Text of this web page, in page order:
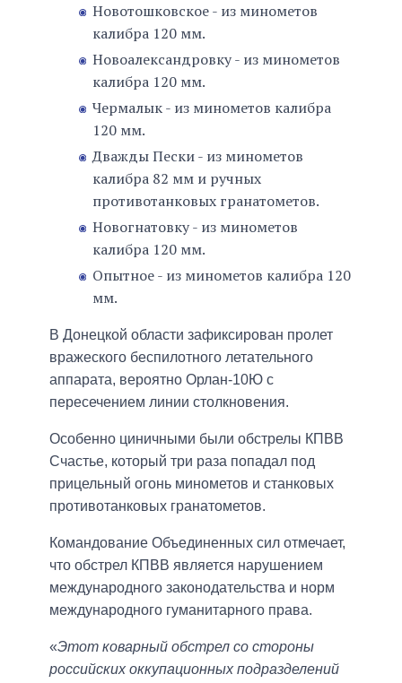
Новотошковское - из минометов
калибра 120 мм.
Новоалександровку - из минометов
калибра 120 мм.
Чермалык - из минометов калибра
120 мм.
Дважды Пески - из минометов
калибра 82 мм и ручных
противотанковых гранатометов.
Новогнатовку - из минометов
калибра 120 мм.
Опытное - из минометов калибра 120
мм.
В Донецкой области зафиксирован пролет
вражеского беспилотного летательного
аппарата, вероятно Орлан-10Ю с
пересечением линии столкновения.
Особенно циничными были обстрелы КПВВ
Счастье, который три раза попадал под
прицельный огонь минометов и станковых
противотанковых гранатометов.
Командование Объединенных сил отмечает,
что обстрел КПВВ является нарушением
международного законодательства и норм
международного гуманитарного права.
«Этот коварный обстрел со стороны
российских оккупационных подразделений